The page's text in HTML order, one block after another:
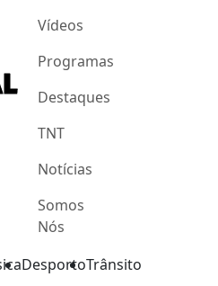
Vídeos
Programas
Destaques
TNT
Notícias
Somos
Nós
DesportoTrânsito